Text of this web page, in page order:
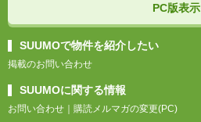
PC版表示
SUUMOで物件を紹介したい
掲載のお問い合わせ
SUUMOに関する情報
お問い合わせ 購読メルマガの変更(PC)